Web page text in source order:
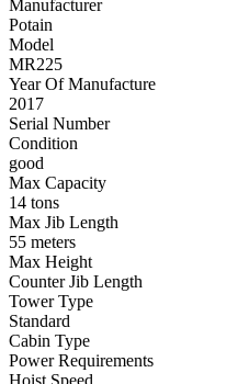
Manufacturer
Potain
Model
MR225
Year Of Manufacture
2017
Serial Number
Condition
good
Max Capacity
14 tons
Max Jib Length
55 meters
Max Height
Counter Jib Length
Tower Type
Standard
Cabin Type
Power Requirements
Hoist Speed